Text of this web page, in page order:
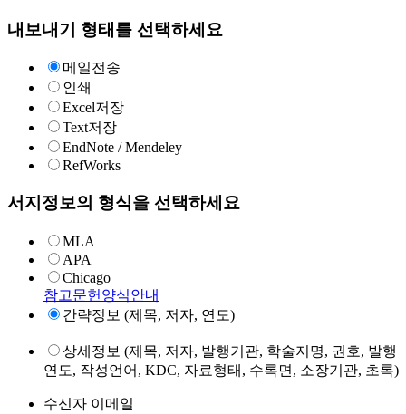
내보내기 형태를 선택하세요
메일전송
인쇄
Excel저장
Text저장
EndNote / Mendeley
RefWorks
서지정보의 형식을 선택하세요
MLA
APA
Chicago
참고문헌양식안내
간략정보 (제목, 저자, 연도)
상세정보 (제목, 저자, 발행기관, 학술지명, 권호, 발행
연도, 작성언어, KDC, 자료형태, 수록면, 소장기관, 초록)
수신자 이메일